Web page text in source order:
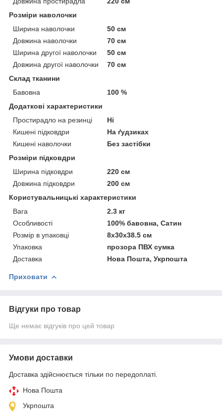
Розміри наволочки
Ширина наволочки
50 см
Довжина наволочки
70 см
Ширина другої наволочки
50 см
Довжина другої наволочки
70 см
Склад тканини
Бавовна
100 %
Додаткові характеристики
Простирадло на резинці
Ні
Кишені підковдри
На ґудзиках
Кишені наволочки
Без застібки
Розміри підковдри
Ширина підковдри
220 см
Довжина підковдри
200 см
Користувальницькі характеристики
Вага
2.3 кг
Особливості
100% бавовна, Сатин
Розмір в упаковці
8x30x38.5 см
Упаковка
прозора ПВХ сумка
Доставка
Нова Пошта, Укрпошта
Приховати
Відгуки про товар
Ще немає відгуків про цей товар
Умови доставки
Доставка здійснюється тільки по передоплаті.
Нова Пошта
Укрпошта